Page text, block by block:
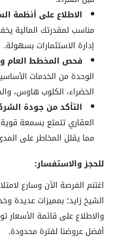
الاطلاع على أنظمة
مناسب لمقدرتك المالية
إدارة الاستثمارات بسهولة.
فحص المخطط العام
الوحدة من الخدمات
الخضراء، الكلوب هاوس،
التأكد من جودة
العقاري تتمتع بسمعة
مما يقلل المخاطر على
للحجز والاستفسار:
اغتنم الفرصة الآن وسارع
الشيخ زايد؛ بمميزات عديدة
والاطلاع على قائمة الأسعار
أفضل عروضنا لفترة محدودة.